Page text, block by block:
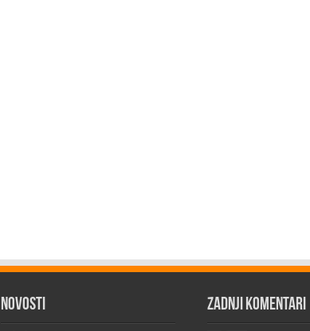
Novosti Zadnji komentari